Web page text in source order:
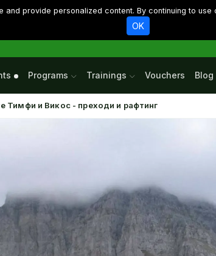
provide personalized content. By continuing to
OK
Programs Trainings Vouchers Blog
Тимфи и Викос - преходи и рафтинг